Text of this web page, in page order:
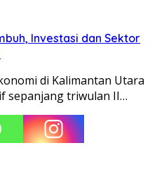
Investasi dan Sektor
di Kalimantan Utara
sepanjang triwulan II…